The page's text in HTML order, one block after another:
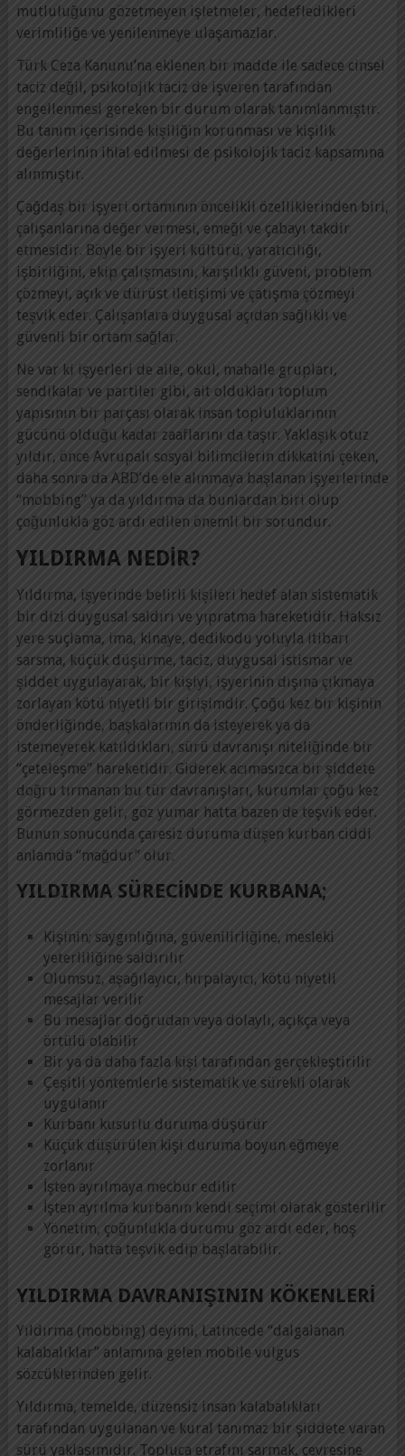
mutluluğunu gözetmeyen işletmeler, hedefledikleri
verimliliğe ve yenilenmeye ulaşamazlar.
Türk Ceza Kanunu’na eklenen bir madde ile sadece cinsel
taciz değil, psikolojik taciz de işveren tarafından
engellenmesi gereken bir durum olarak tanımlanmıştır.
Bu tanım içerisinde kişiliğin korunması ve kişilik
değerlerinin ihlal edilmesi de psikolojik taciz kapsamına
alınmıştır.
Çağdaş bir işyeri ortamının öncelikli özelliklerinden biri,
çalışanlarına değer vermesi, emeği ve çabayı takdir
etmesidir. Böyle bir işyeri kültürü, yaratıcılığı,
işbirliğini, ekip çalışmasını, karşılıklı güveni, problem
çözmeyi, açık ve dürüst iletişimi ve çatışma çözmeyi
teşvik eder. Çalışanlara duygusal açıdan sağlıklı ve
güvenli bir ortam sağlar.
Ne var ki işyerleri de aile, okul, mahalle grupları,
sendikalar ve partiler gibi, ait oldukları toplum
yapısının bir parçası olarak insan topluluklarının
gücünü olduğu kadar zaaflarını da taşır. Yaklaşık otuz
yıldır, önce Avrupalı sosyal bilimcilerin dikkatini çeken,
daha sonra da ABD’de ele alınmaya başlanan işyerlerinde
“mobbing” ya da yıldırma da bunlardan biri olup
çoğunlukla göz ardı edilen önemli bir sorundur.
YILDIRMA NEDIR?
Yıldırma, işyerinde belirli kişileri hedef alan sistematik
bir dizi duygusal saldırı ve yıpratma hareketidir. Haksız
yere suçlama, ima, kinaye, dedikodu yoluyla itibarı
sarsma, küçük düşürme, taciz, duygusal istismar ve
şiddet uygulayarak, bir kişiyi, işyerinin dışına çıkmaya
zorlayan kötü niyetli bir girişimdir. Çoğu kez bir kişinin
önderliğinde, başkalarının da isteyerek ya da
istemeyerek katıldıkları, sürü davranışı niteliğinde bir
“çeteleşme” hareketidir. Giderek acımasızca bir şiddete
doğru tırmanan bu tür davranışları, kurumlar çoğu kez
görmezden gelir, göz yumar hatta bazen de teşvik eder.
Bunun sonucunda çaresiz duruma düşen kurban ciddi
anlamda “mağdur” olur.
YILDIRMA SÜRECINDE KURBANA;
Kişinin; saygınlığına, güvenilirliğine, mesleki
yeterliliğine saldırılır
Olumsuz, aşağılayıcı, hırpalayıcı, kötü niyetli
mesajlar verilir
Bu mesajlar doğrudan veya dolaylı, açıkça veya
örtülü olabilir
Bir ya da daha fazla kişi tarafından gerçekleştirilir
Çeşitli yöntemlerle sistematik ve sürekli olarak
uygulanır
Kurbanı kusurlu duruma düşürür
Küçük düşürülen kişi duruma boyun eğmeye
zorlanır
İşten ayrılmaya mecbur edilir
İşten ayrılma kurbanın kendi seçimi olarak gösterilir
Yönetim, çoğunlukla durumu göz ardı eder, hoş
görür, hatta teşvik edip başlatabilir.
YILDIRMA DAVRANIŞININ KÖKENLERI
Yıldırma (mobbing) deyimi, Latincede “dalgalanan
kalabalıklar” anlamına gelen mobile vulgus
sözcüklerinden gelir.
Yıldırma, temelde, düzensiz insan kalabalıkları
tarafından uygulanan ve kural tanımaz bir şiddete varan
sürü yaklaşımıdır. Topluca etrafını sarmak, çevresine